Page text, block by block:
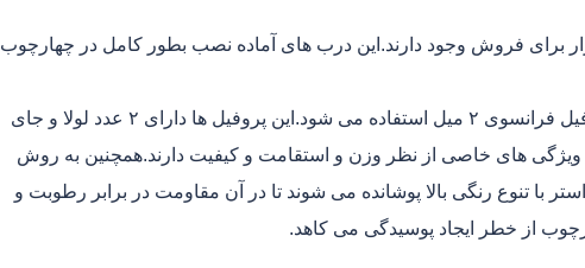
برای فروش وجود دارند.این درب های آماده نصب بطور کامل در چهارچوب
در ساخت چهارچوب های فلزی درب معمولا از پروفیل فرانسوی ۲ میل استفاده می شود.این پروفیل ها دارای ۲ عدد لولا و جای
های خاصی از نظر وزن و استقامت و کیفیت دارند.همچنین به روش
با تنوع رنگی بالا پوشانده می شوند تا در آن مقاومت در برابر رطوبت و
از خطر ایجاد پوسیدگی می کاهد.